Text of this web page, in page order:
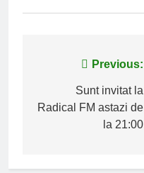
NavigarePrevious:
Sunt invitat la
Radical FM astazi de
la 21:00